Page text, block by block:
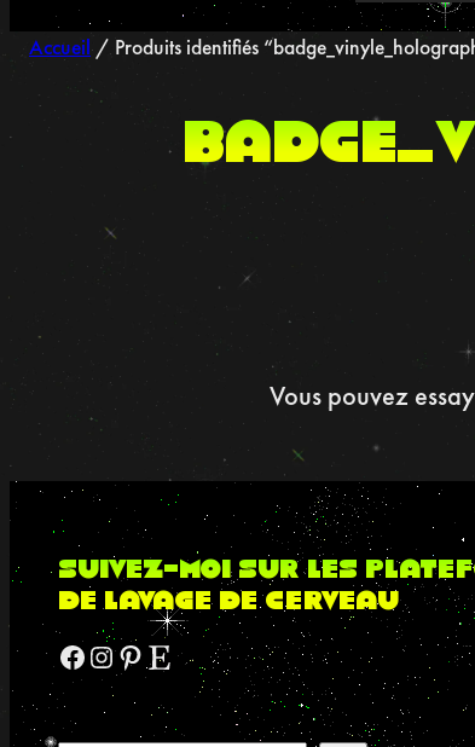
Accueil/ Produits identifiés
Vous pouvez
suivez-moi sur les
de lavage de cerveau
Facebook InstagramPinterest Etsy